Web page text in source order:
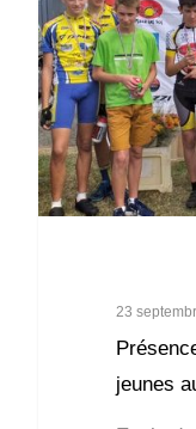
23
jeunes